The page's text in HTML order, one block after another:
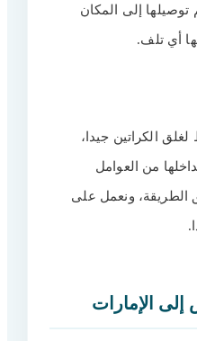
توصيلها إلى المكان
أي تلف.
الكراتين جيدا،
من العوامل
الطريقة، ونعمل على
الإمارات